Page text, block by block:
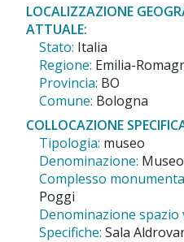
LOCALIZZAZIONE
ATTUALE:
Stato: Italia
Regione: Emilia-
Provincia: BO
Comune: Bologna
COLLOCAZIONE
Tipologia: museo
Denominazione:
Complesso
Poggi
Denominazione spazio
Specifiche: Sala